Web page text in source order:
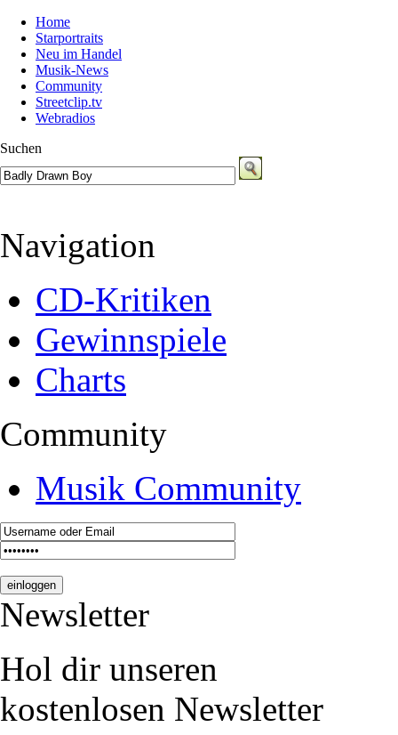
Home
Starportraits
Neu im Handel
Musik-News
Community
Streetclip.tv
Webradios
Suchen
Navigation
CD-Kritiken
Gewinnspiele
Charts
Community
Musik Community
Newsletter
Hol dir unseren
kostenlosen Newsletter